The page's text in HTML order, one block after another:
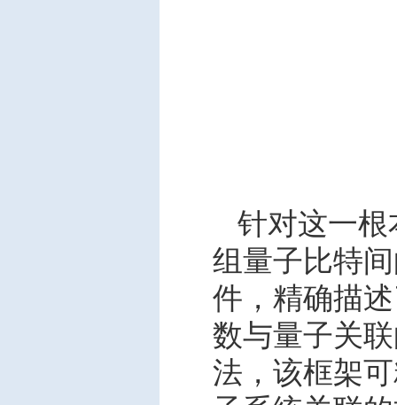
针对这一
组量子比特
件，精确描
数与量子关
法，该框架